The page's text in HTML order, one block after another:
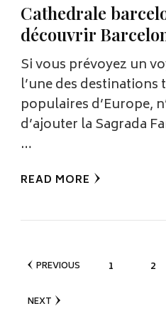
Cathedrale
découvrir
Si vous prévoyez un
l’une des
populaires d’Europe,
d’ajouter la Sagrada
…
READ MORE
Posts
pagination
PREVIOUS PAGE
1 2
NEXT